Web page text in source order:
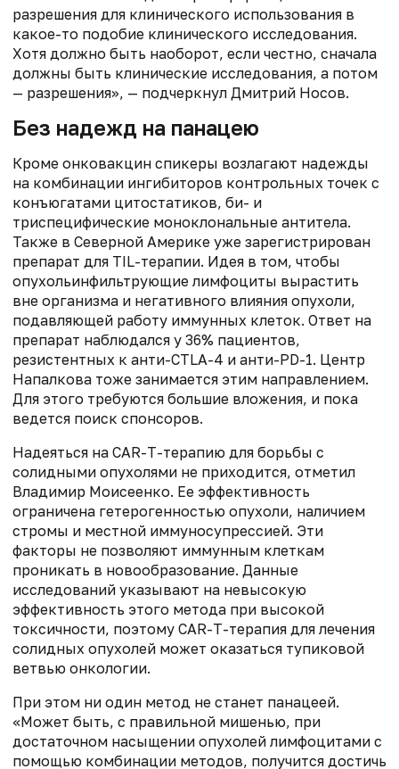
разрешения для клинического использования в
какое-то подобие клинического исследования.
Хотя должно быть наоборот, если честно, сначала
должны быть клинические исследования, а потом
— разрешения», — подчеркнул Дмитрий Носов.
Без надежд на панацею
Кроме онковакцин спикеры возлагают надежды
на комбинации ингибиторов контрольных точек с
конъюгатами цитостатиков, би- и
триспецифические моноклональные антитела.
Также в Северной Америке уже зарегистрирован
препарат для TIL-терапии. Идея в том, чтобы
опухольинфильтрующие лимфоциты вырастить
вне организма и негативного влияния опухоли,
подавляющей работу иммунных клеток. Ответ на
препарат наблюдался у 36% пациентов,
резистентных к анти-CTLA-4 и анти-PD-1. Центр
Напалкова тоже занимается этим направлением.
Для этого требуются большие вложения, и пока
ведется поиск спонсоров.
Надеяться на CAR-T-терапию для борьбы с
солидными опухолями не приходится, отметил
Владимир Моисеенко. Ее эффективность
ограничена гетерогенностью опухоли, наличием
стромы и местной иммуносупрессией. Эти
факторы не позволяют иммунным клеткам
проникать в новообразование. Данные
исследований указывают на невысокую
эффективность этого метода при высокой
токсичности, поэтому CAR-T-терапия для лечения
солидных опухолей может оказаться тупиковой
ветвью онкологии.
При этом ни один метод не станет панацеей.
«Может быть, с правильной мишенью, при
достаточном насыщении опухолей лимфоцитами с
помощью комбинации методов, получится достичь